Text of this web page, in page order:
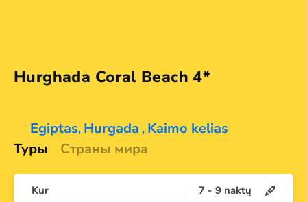
Hurghada Coral Beach 4*
Egiptas, Hurgada , Kaimo kelias
Туры
Страны мира
Kur 7 - 9 naktų